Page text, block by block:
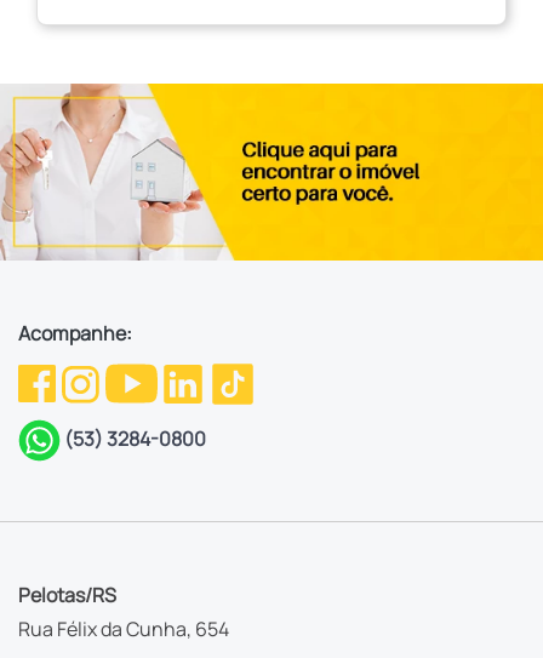
Acompanhe:
(53) 3284-0800
Pelotas/RS
Rua Félix da Cunha, 654